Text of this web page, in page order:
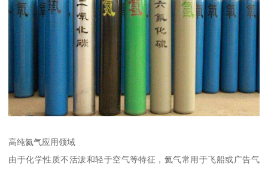
高纯氦气应用领域
由于化学性质不活泼和轻于空气等特征，氦气常用于飞船或广告气